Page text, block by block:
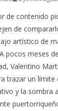
de contenido
de
artístico de
pocos meses
Valentino
trazar un límite
y la sombra